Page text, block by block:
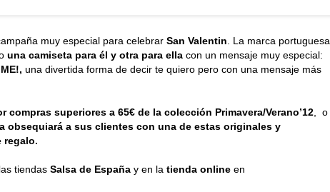
muy especial para celebrar San Valentin . La marca portuguesa
una camiseta para él y otra para ella con un mensaje muy especial:
una divertida forma de decir te quiero pero con una mensaje más
compras superiores a 65€ de la colección Primavera/Verano’12 , o
obsequiará a sus clientes con una de estas originales y
regalo.
tiendas Salsa de España y en la tienda online en